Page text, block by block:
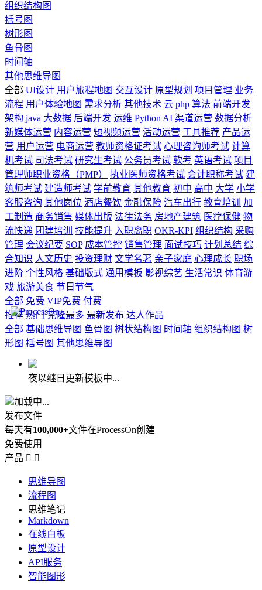
组织结构图
括号图
树形图
鱼骨图
时间轴
其他思维导图
全部 UI设计 用户旅程地图 交互设计 原型规划 项目管理 业务
流程 用户体验地图 需求分析 其他技术 云 php 算法 前端开发
架构 java 大数据 后端开发 运维 Python AI 渠道运营 数据分析
新媒体运营 内容运营 短视频运营 活动运营 工具推荐 产品运
营 用户运营 电商运营 教师资格证考试 心理咨询师考试 计算
机考试 司法考试 研究生考试 公务员考试 软考 英语考试 项目
管理师职业资格（PMP）
执业医师资格考试 会计职称考试 建
筑师考试 建造师考试 学前教育 其他教育 初中 高中 大学 小学
客服咨询 其他岗位 酒店餐饮 金融保险 汽车出行 教育培训
加
工制造 商务销售 媒体出版 法律法务 房地产建筑 医疗保健 物
流快递 团建培训 技能提升 入职离职 OKR-KPI 组织结构 采购
管理 会议纪要 SOP 成本管控 销售管理 面试技巧 计划总结 综
合知识 人文历史 投资理财 文学名著 亲子家庭 心理成长 职场
进阶 个性风格 基础版式 通用模板 影视综艺 生活常识 体育游
戏 旅游美食 节日节气
全部 免费 VIP免费 付费
推荐 热门 克隆最多 最新发布 达人作品
全部 基础思维导图 鱼骨图 树状结构图 时间轴 组织结构图 树
形图 括号图 其他思维导图
夜以继日更新模板中...
加载中...
发布文件
每天有100,000+文件在ProcessOn创建
免费使用
产品  
思维导图
流程图
思维笔记
Markdown
在线白板
原型设计
API服务
智能图形